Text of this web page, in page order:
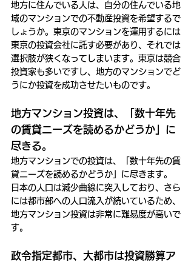
地方に住んでいる人は、自分の住んでいる地
域のマンションでの不動産投資を希望するで
しょうか。東京のマンションを運用するには
東京の投資会社に託す必要があり、それでは
選択肢が狭くなってしまいます。東京は競合
投資家も多いですし、地方のマンションでど
うにか投資を成功させたいものです。
地方マンション投資は、「数十年先
の賃貸ニーズを読めるかどうか」に
尽きる。
地方マンションでの投資は、「数十年先の賃
貸ニーズを読めるかどうか」に尽きます。
日本の人口は減少曲線に突入しており、さら
には都市部への人口流入が続いているため、
地方マンション投資は非常に難易度が高いで
す。
政令指定都市、大都市は投資勝算ア